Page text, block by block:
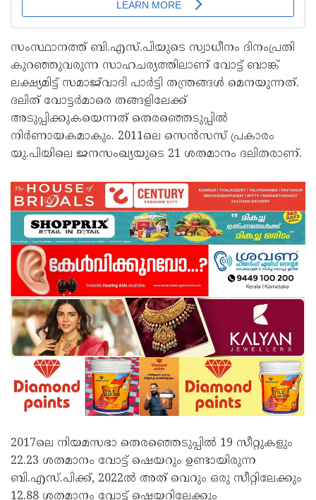
സംസ്ഥാനത്ത് ബി.എസ്.പിയുടെ സ്വാധീനം ദിനംപ്രതി
കുറഞ്ഞുവരുന്ന സാഹചര്യത്തിലാണ് വോട്ട് ബാങ്ക്
ലക്ഷ്യമിട്ട് സമാജ്‍വാദി പാർട്ടി തന്ത്രങ്ങൾ മെനയുന്നത്.
ദലിത് വോട്ടർമാരെ തങ്ങളിലേക്ക്
അടുപ്പിക്കുകയെന്നത് തെരഞ്ഞെടുപ്പിൽ
നിർണായകമാകും. 2011ലെ സെൻസസ് പ്രകാരം
യു.പിയിലെ ജനസംഖ്യയുടെ 21 ശതമാനം ദലിതരാണ്.
2017ലെ നിയമസഭാ തെരഞ്ഞെടുപ്പിൽ 19 സീറ്റുകളും
22.23 ശതമാനം വോട്ട് ഷെയറും ഉണ്ടായിരുന്ന
ബി.എസ്.പിക്ക്, 2022ൽ അത് വെറും ഒരു സീറ്റിലേക്കും
12.88 ശതമാനം വോട്ട് ഷെയറിലേക്കും